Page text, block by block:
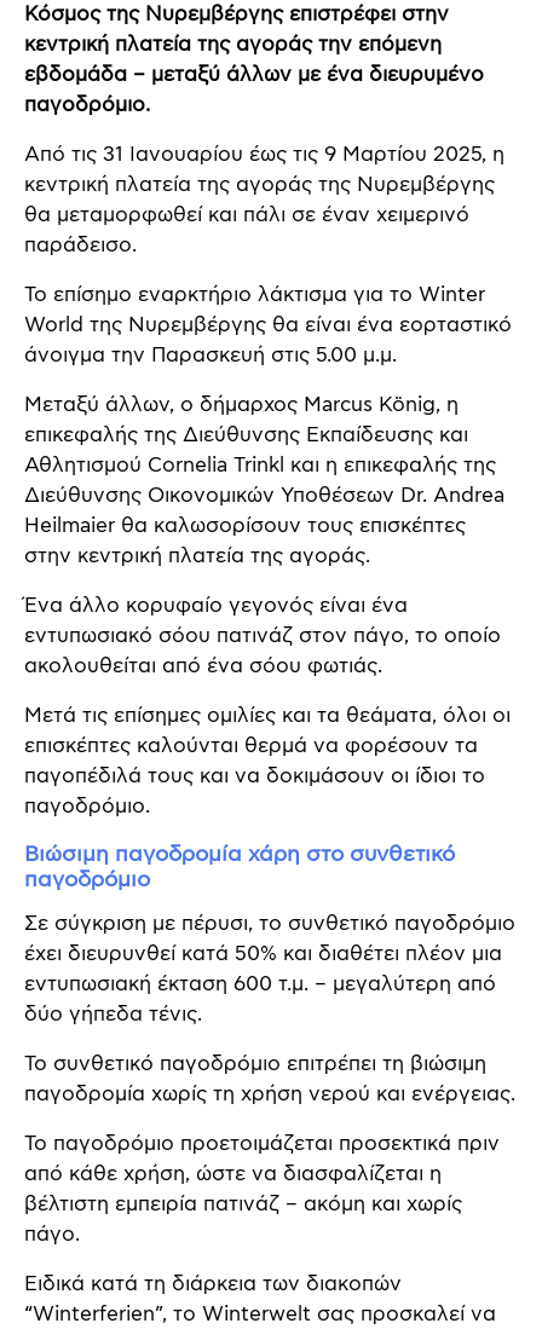
Κόσμος της Νυρεμβέργης επιστρέφει στην
κεντρική πλατεία της αγοράς την επόμενη
εβδομάδα – μεταξύ άλλων με ένα διευρυμένο
παγοδρόμιο.
Από τις 31 Ιανουαρίου έως τις 9 Μαρτίου 2025, η
κεντρική πλατεία της αγοράς της Νυρεμβέργης
θα μεταμορφωθεί και πάλι σε έναν χειμερινό
παράδεισο.
Το επίσημο εναρκτήριο λάκτισμα για το Winter
World της Νυρεμβέργης θα είναι ένα εορταστικό
άνοιγμα την Παρασκευή στις 5.00 μ.μ.
Μεταξύ άλλων, ο δήμαρχος Marcus König, η
επικεφαλής της Διεύθυνσης Εκπαίδευσης και
Αθλητισμού Cornelia Trinkl και η επικεφαλής της
Διεύθυνσης Οικονομικών Υποθέσεων Dr. Andrea
Heilmaier θα καλωσορίσουν τους επισκέπτες
στην κεντρική πλατεία της αγοράς.
Ένα άλλο κορυφαίο γεγονός είναι ένα
εντυπωσιακό σόου πατινάζ στον πάγο, το οποίο
ακολουθείται από ένα σόου φωτιάς.
Μετά τις επίσημες ομιλίες και τα θεάματα, όλοι οι
επισκέπτες καλούνται θερμά να φορέσουν τα
παγοπέδιλά τους και να δοκιμάσουν οι ίδιοι το
παγοδρόμιο.
Βιώσιμη παγοδρομία χάρη στο συνθετικό
παγοδρόμιο
Σε σύγκριση με πέρυσι, το συνθετικό παγοδρόμιο
έχει διευρυνθεί κατά 50% και διαθέτει πλέον μια
εντυπωσιακή έκταση 600 τ.μ. – μεγαλύτερη από
δύο γήπεδα τένις.
Το συνθετικό παγοδρόμιο επιτρέπει τη βιώσιμη
παγοδρομία χωρίς τη χρήση νερού και ενέργειας.
Το παγοδρόμιο προετοιμάζεται προσεκτικά πριν
από κάθε χρήση, ώστε να διασφαλίζεται η
βέλτιστη εμπειρία πατινάζ – ακόμη και χωρίς
πάγο.
Ειδικά κατά τη διάρκεια των διακοπών
“Winterferien”, το Winterwelt σας προσκαλεί να